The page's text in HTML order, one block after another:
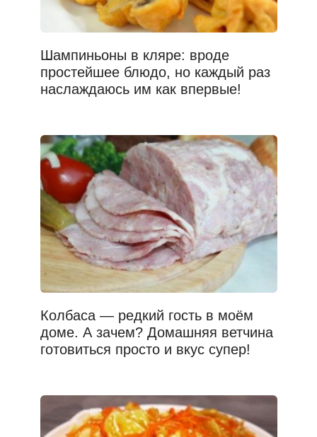
Шампиньоны в кляре: вроде
простейшее блюдо, но каждый раз
наслаждаюсь им как впервые!
Колбаса — редкий гость в моём
доме. А зачем? Домашняя ветчина
готовиться просто и вкус супер!